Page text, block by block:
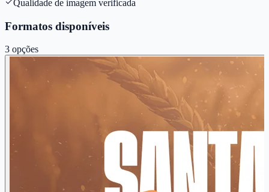
Qualidade de imagem verificada
Formatos disponíveis
3 opções